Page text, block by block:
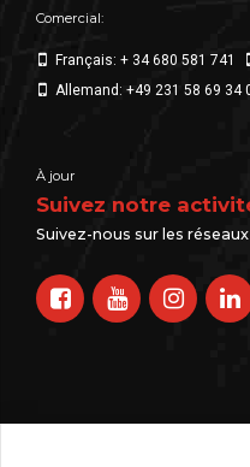
Comercial:
Français: + 34 680 581 741
Allemand: +49 231 58 69 34
À jour
Suivez notre
Suivez-nous sur les